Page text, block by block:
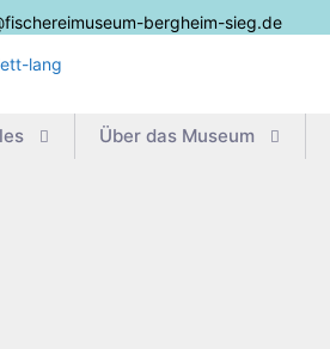
bergheim-sieg.de
Über das Museum